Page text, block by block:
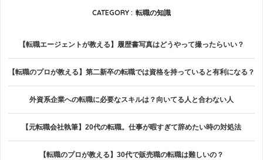
CATEGORY : 転職の知識
【転職エージェントが教える】履歴書写真はどうやって撮ったらいい？
【転職のプロが教える】第二新卒の転職では資格を持っていると有利になる？
外資系企業への転職に必要なスキルは？向いてる人と合わない人
【元転職会社執筆】20代の転職。仕事が暇すぎて辞めたい時の対処法
【転職のプロが教える】30代で販売職の転職は難しいの？